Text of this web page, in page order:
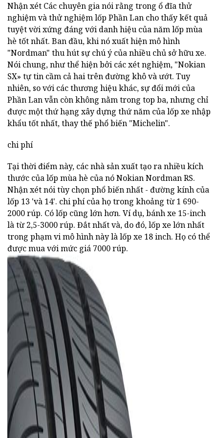
Nhận xét Các chuyên gia nói rằng trong ổ đĩa thử
nghiệm và thử nghiệm lốp Phần Lan cho thấy kết quả
tuyệt vời xứng đáng với danh hiệu của năm lốp mùa
hè tốt nhất. Ban đầu, khi nó xuất hiện mô hình
"Nordman" thu hút sự chú ý của nhiều chủ sở hữu xe.
Nói chung, như thể hiện bởi các xét nghiệm, "Nokian
SX» tự tin cầm cả hai trên đường khô và ướt. Tuy
nhiên, so với các thương hiệu khác, sự đổi mới của
Phần Lan vẫn còn không nằm trong top ba, nhưng chỉ
được một thứ hạng xây dựng thứ năm của lốp xe nhập
khẩu tốt nhất, thay thế phổ biến "Michelin".
chi phí
Tại thời điểm này, các nhà sản xuất tạo ra nhiều kích
thước của lốp mùa hè của nó Nokian Nordman RS.
Nhận xét nói tùy chọn phổ biến nhất - đường kính của
lốp 13 'và 14'. chi phí của họ trong khoảng từ 1 690-
2000 rúp. Có lốp cũng lớn hơn. Ví dụ, bánh xe 15-inch
là từ 2,5-3000 rúp. Đắt nhất và, do đó, lốp xe lớn nhất
trong phạm vi mô hình này là lốp xe 18 inch. Họ có thể
được mua với mức giá 7000 rúp.